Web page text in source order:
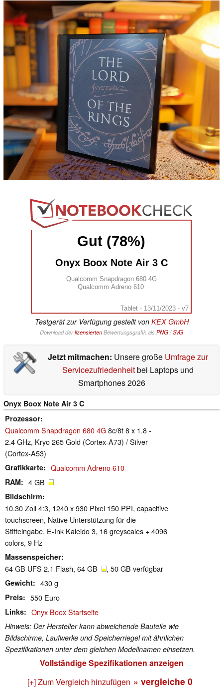
Gut (78%)
Onyx Boox Note Air 3 C
Qualcomm Snapdragon 680 4G
Qualcomm Adreno 610
Tablet - 13/11/2023 - v7
Testgerät zur Verfügung gestellt von KEX GmbH
Download derlizensiertenBewertungsgrafik als PNG/SVG
Jetzt mitmachen: Unsere große Umfrage zur
Servicezufriedenheitbei Laptops und
Smartphones 2026
Onyx Boox Note Air 3 C
Prozessor
Qualcomm Snapdragon 680 4G8c/8t 8 x 1.8 -
2.4 GHz, Kryo 265 Gold (Cortex-A73) / Silver
(Cortex-A53)
Grafikkarte Qualcomm Adreno 610
RAM 4 GB
Bildschirm
10.30 Zoll 4:3, 1240 x 930 Pixel 150 PPI, capacitive
touchscreen, Native Unterstützung für die
Stifteingabe, E-Ink Kaleido 3, 16 greyscales + 4096
colors, 9 Hz
Massenspeicher
64 GB UFS 2.1 Flash, 64 GB , 50 GB verfügbar
Gewicht 430 g
Preis 550 Euro
Links Onyx Boox Startseite
Hinweis: Der Hersteller kann abweichende Bauteile wie
Bildschirme, Laufwerke und Speicherriegel mit ähnlichen
Spezifikationen unter dem gleichen Modellnamen einsetzen.
Vollständige Spezifikationen anzeigen
[+] Zum Vergleich hinzufügen » vergleiche 0